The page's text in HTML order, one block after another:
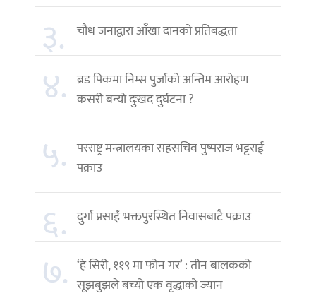
३. चौध जनाद्वारा आँखा दानको प्रतिबद्धता
४. ब्रड पिकमा निम्स पुर्जाको अन्तिम आरोहण
कसरी बन्यो दुःखद दुर्घटना ?
५. परराष्ट्र मन्त्रालयका सहसचिव पुष्पराज भट्टराई
पक्राउ
६. दुर्गा प्रसाईं भक्तपुरस्थित निवासबाटै पक्राउ
७. ‘हे सिरी, ११९ मा फोन गर’ : तीन बालकको
सूझबुझले बच्यो एक वृद्धाको ज्यान